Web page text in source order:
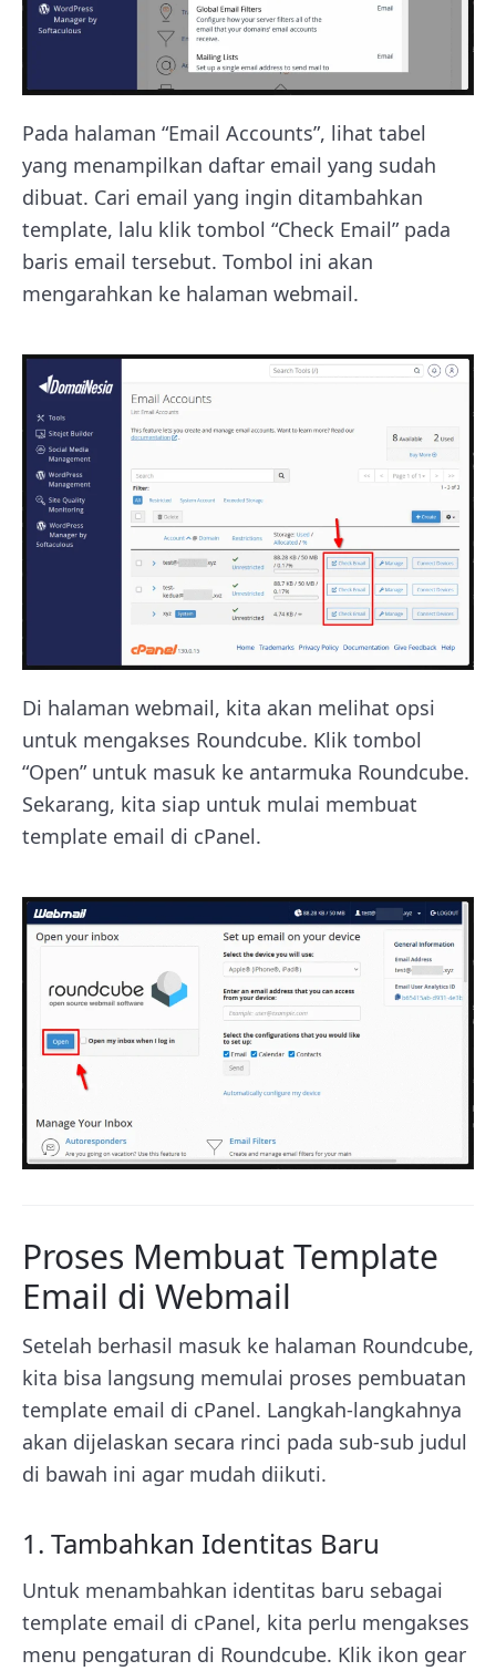
Pada halaman “Email Accounts”, lihat tabel
yang menampilkan daftar email yang sudah
dibuat. Cari email yang ingin ditambahkan
template, lalu klik tombol “Check Email” pada
baris email tersebut. Tombol ini akan
mengarahkan ke halaman webmail.
Di halaman webmail, kita akan melihat opsi
untuk mengakses Roundcube. Klik tombol
“Open” untuk masuk ke antarmuka Roundcube.
Sekarang, kita siap untuk mulai membuat
template email di cPanel.
Proses Membuat Template
Email di Webmail
Setelah berhasil masuk ke halaman Roundcube,
kita bisa langsung memulai proses pembuatan
template email di cPanel. Langkah-langkahnya
akan dijelaskan secara rinci pada sub-sub judul
di bawah ini agar mudah diikuti.
1. Tambahkan Identitas Baru
Untuk menambahkan identitas baru sebagai
template email di cPanel, kita perlu mengakses
menu pengaturan di Roundcube. Klik ikon gear